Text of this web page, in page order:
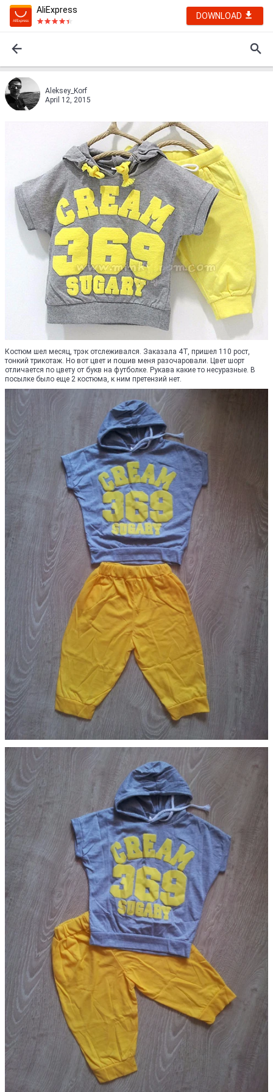
AliExpress
DOWNLOAD
Aleksey_Korf
April 12, 2015
Костюм шел месяц, трэк отслеживался. Заказала 4Т, пришел 110 рост,
тонкий трикотаж. Но вот цвет и пошив меня разочаровали. Цвет шорт
отличается по цвету от букв на футболке. Рукава какие то несуразные. В
посылке было еще 2 костюма, к ним претензий нет.